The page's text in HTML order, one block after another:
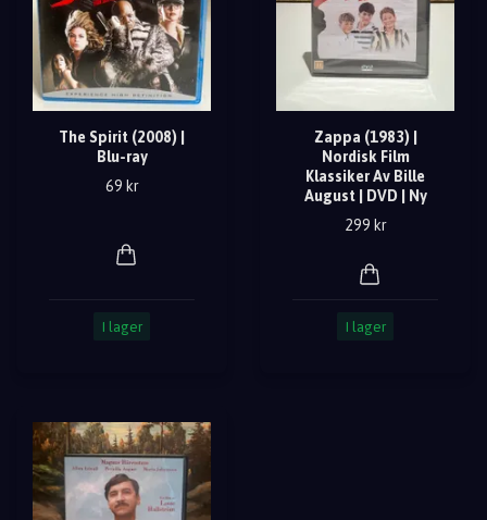
The Spirit (2008) |
Blu-ray
69 kr
I lager
Zappa (1983) |
Nordisk Film
Klassiker Av Bille
August | DVD | Ny
299 kr
I lager